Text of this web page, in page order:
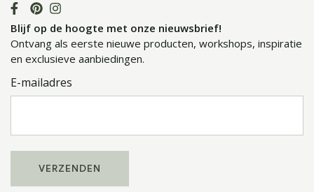
Blijf op de hoogte met onze nieuwsbrief!
Ontvang als eerste nieuwe producten, workshops, inspiratie
en exclusieve aanbiedingen.
E-mailadres